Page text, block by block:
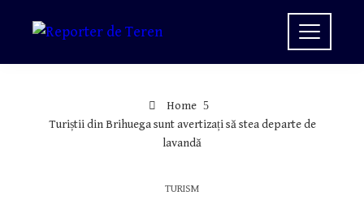
Home
Turiștii din Brihuega sunt avertizați să stea departe de
lavandă
TURISM